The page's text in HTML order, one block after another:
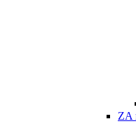
ZA